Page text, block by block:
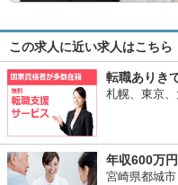
この求人に近い求人はこちら
転職ありき
札幌、東京
年収600万
宮崎県都城市